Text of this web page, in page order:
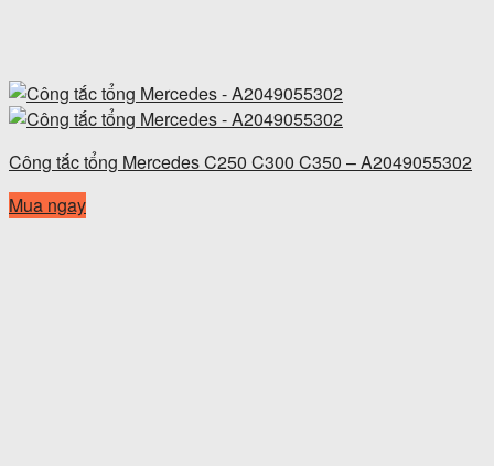
Công tắc tổng Mercedes C250 C300 C350 – A2049055302
Mua ngay